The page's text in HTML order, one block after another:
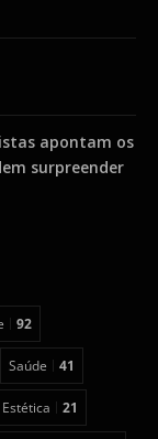
apontam os
surpreender
92
Saúde 41
Estética 21